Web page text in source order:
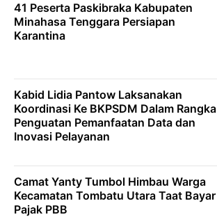
41 Peserta Paskibraka Kabupaten
Minahasa Tenggara Persiapan
Karantina
Kabid Lidia Pantow Laksanakan
Koordinasi Ke BKPSDM Dalam Rangka
Penguatan Pemanfaatan Data dan
Inovasi Pelayanan
Camat Yanty Tumbol Himbau Warga
Kecamatan Tombatu Utara Taat Bayar
Pajak PBB